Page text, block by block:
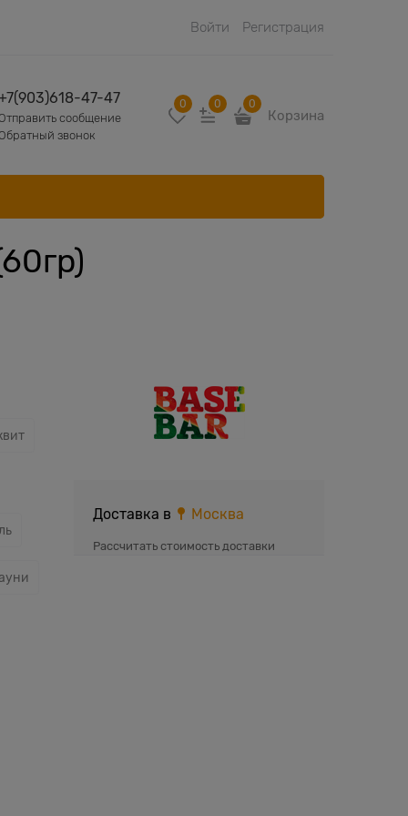
Войти Регистрация
47-47
сообщение
звонок
0 0 0
Корзина
Доставка в Москва
Рассчитать стоимость доставки